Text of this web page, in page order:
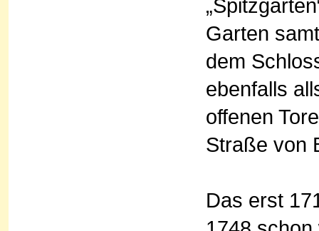
Garten
dem
ebenfalls
offenen
Straße von
Das erst